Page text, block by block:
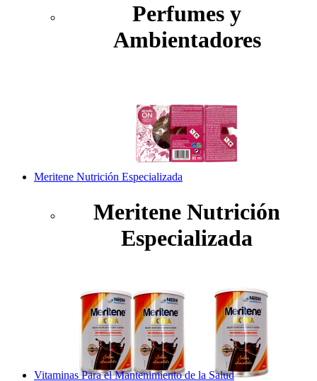
Perfumes y
Ambientadores
Meritene Nutrición Especializada
Meritene Nutrición
Especializada
Vitaminas Para el Mantenimiento de la Salud